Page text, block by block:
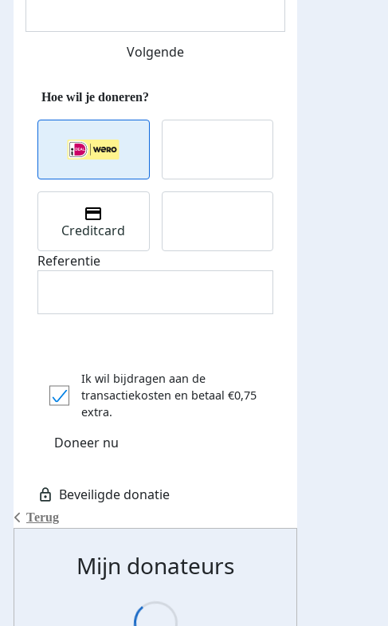
Streefbedrag verhoogd
Donateurs bedankt
Volgende
Terug
Creditcard
Referentie
Ik wil bijdragen aan de
transactiekosten en betaal €0,75
extra.
Doneer nu
Mijn donateurs